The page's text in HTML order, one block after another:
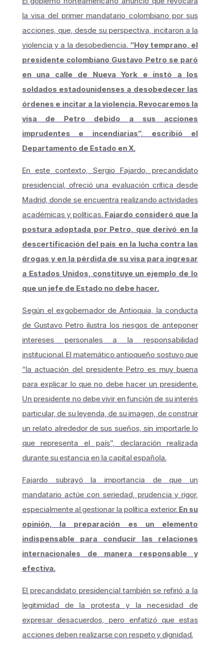
la visa del primer mandatario colombiano por sus
acciones, que, desde su perspectiva, incitaron a la
violencia y a la desobediencia. “Hoy temprano, el
presidente colombiano Gustavo Petro se paró
en una calle de Nueva York e instó a los
soldados estadounidenses a desobedecer las
órdenes e incitar a la violencia. Revocaremos la
visa de Petro debido a sus acciones
imprudentes e incendiarias”, escribió el
Departamento de Estado en X.
En este contexto, Sergio Fajardo, precandidato
presidencial, ofreció una evaluación crítica desde
Madrid, donde se encuentra realizando actividades
académicas y políticas. Fajardo consideró que la
postura adoptada por Petro, que derivó en la
descertificación del país en la lucha contra las
drogas y en la pérdida de su visa para ingresar
a Estados Unidos, constituye un ejemplo de lo
que un jefe de Estado no debe hacer.
Según el exgobernador de Antioquia, la conducta
de Gustavo Petro ilustra los riesgos de anteponer
intereses personales a la responsabilidad
institucional. El matemático antioqueño sostuvo que
“la actuación del presidente Petro es muy buena
para explicar lo que no debe hacer un presidente.
Un presidente no debe vivir en función de su interés
particular, de su leyenda, de su imagen, de construir
un relato alrededor de sus sueños, sin importarle lo
que representa el país”, declaración realizada
durante su estancia en la capital española.
Fajardo subrayó la importancia de que un
mandatario actúe con seriedad, prudencia y rigor,
especialmente al gestionar la política exterior. En su
opinión, la preparación es un elemento
indispensable para conducir las relaciones
internacionales de manera responsable y
efectiva.
El precandidato presidencial también se refirió a la
legitimidad de la protesta y la necesidad de
expresar desacuerdos, pero enfatizó que estas
acciones deben realizarse con respeto y dignidad.